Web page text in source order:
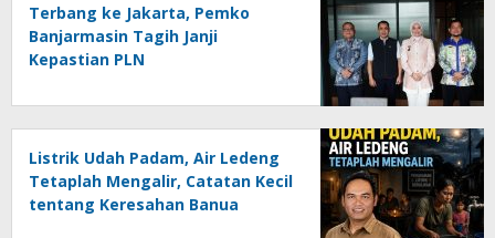
Terbang ke Jakarta, Pemko
Banjarmasin Tagih Janji
Kepastian PLN
Listrik Udah Padam, Air Ledeng
Tetaplah Mengalir, Catatan Kecil
tentang Keresahan Banua